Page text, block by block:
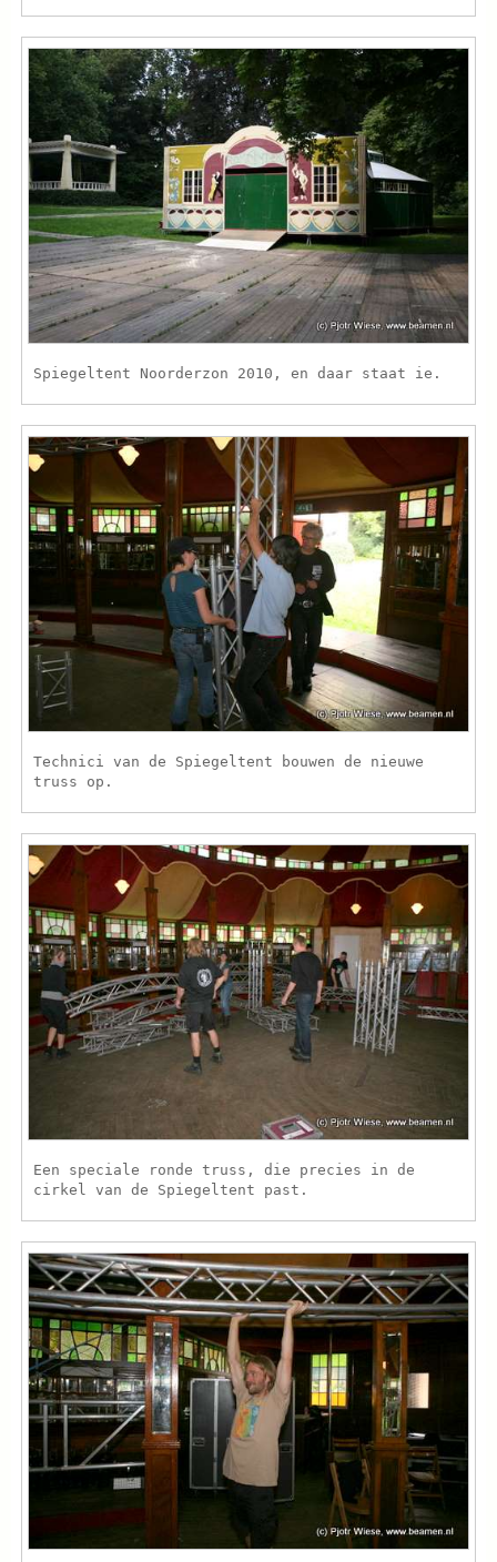
Spiegeltent Noorderzon 2010, en daar staat ie.
Technici van de Spiegeltent bouwen de nieuwe
truss op.
Een speciale ronde truss, die precies in de
cirkel van de Spiegeltent past.